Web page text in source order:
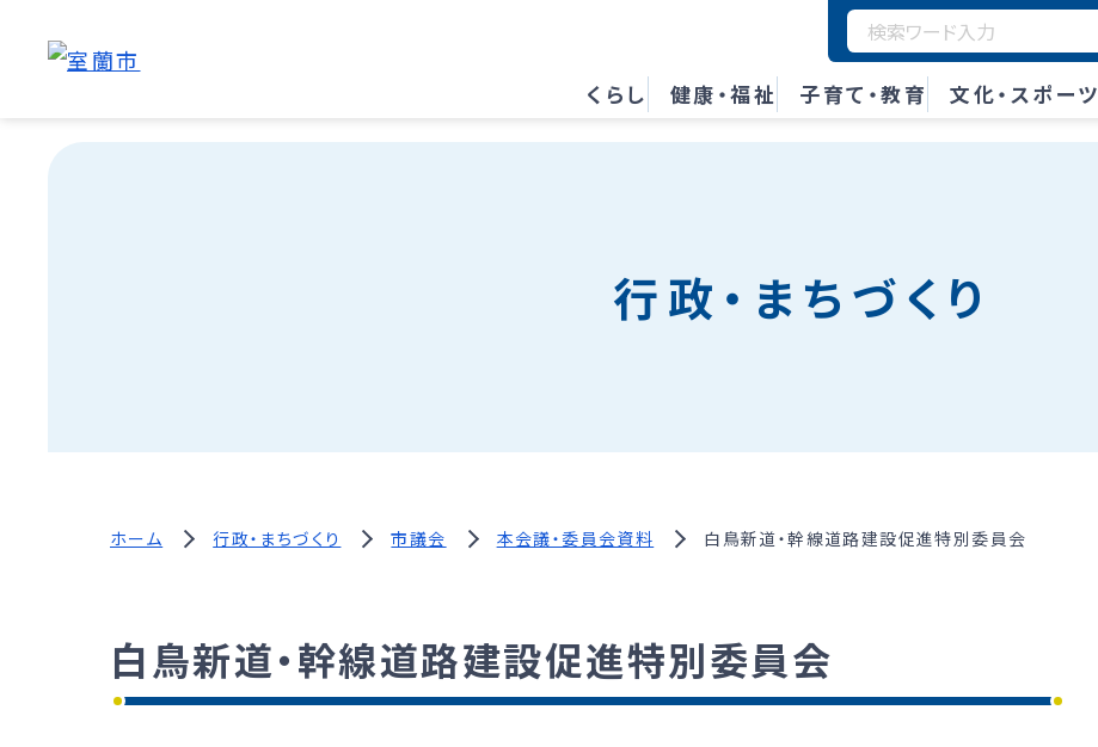
くらし 健康・福祉 子育て・教育 文化・スポーツ
行政・まちづくり
ホーム 行政・まちづくり 市議会 本会議・委員会資料 白鳥新道・幹線道路建設促進特別委員会
白鳥新道・幹線道路建設促進特別委員会